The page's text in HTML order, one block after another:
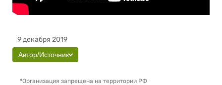
9 декабря 2019
Автор/Источник
*Организация запрещена на территории РФ